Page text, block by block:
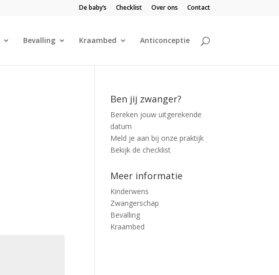
De baby’s Checklist Over ons Contact
Bevalling Kraambed Anticonceptie
Ben jij zwanger?
Bereken jouw uitgerekende
datum
Meld je aan bij onze praktijk
Bekijk de checklist
Meer informatie
Kinderwens
Zwangerschap
Bevalling
Kraambed